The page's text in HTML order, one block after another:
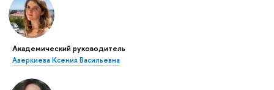
Академический руководитель
Аверкиева Ксения Васильевна